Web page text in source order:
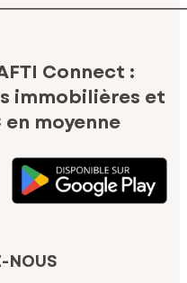
Connect :
immobilières et
moyenne
NOUS